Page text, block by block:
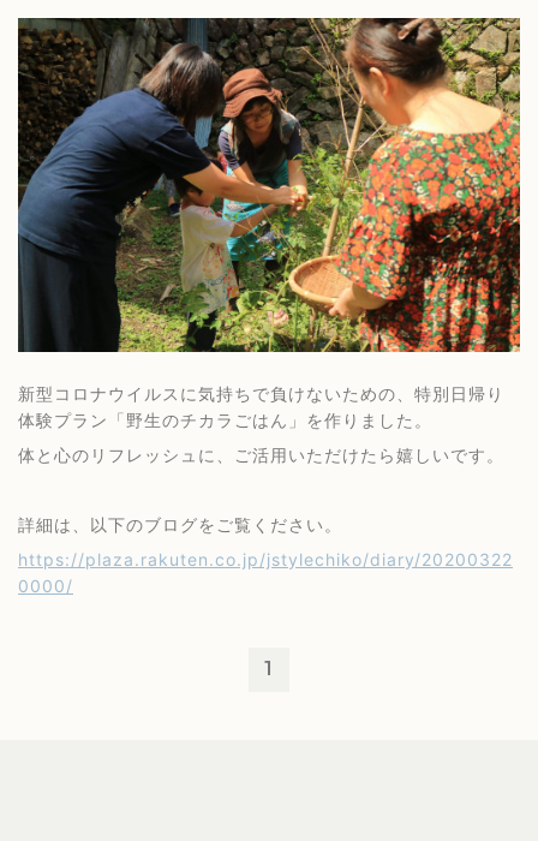
新型コロナウイルスに気持ちで負けないための、特別日帰り
体験プラン「野生のチカラごはん」を作りました。
体と心のリフレッシュに、ご活用いただけたら嬉しいです。
詳細は、以下のブログをご覧ください。
https://plaza.rakuten.co.jp/jstylechiko/diary/20200322
0000/
1